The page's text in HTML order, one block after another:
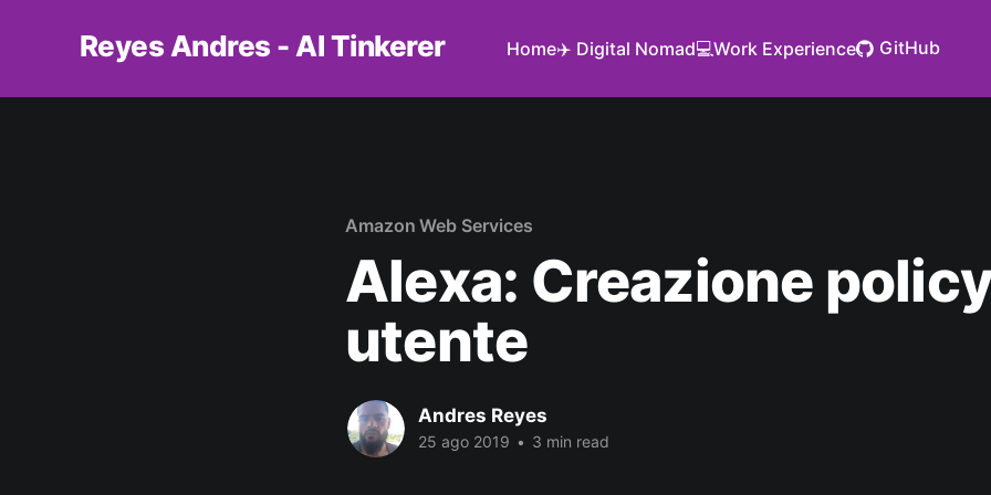
Reyes Andres - AI Tinkerer Home✈️ Digital Nomad💻Work Experience GitHub
Amazon Web Services
Alexa: Creazione
utente
Andres Reyes
25 ago 2019 • 3 min read